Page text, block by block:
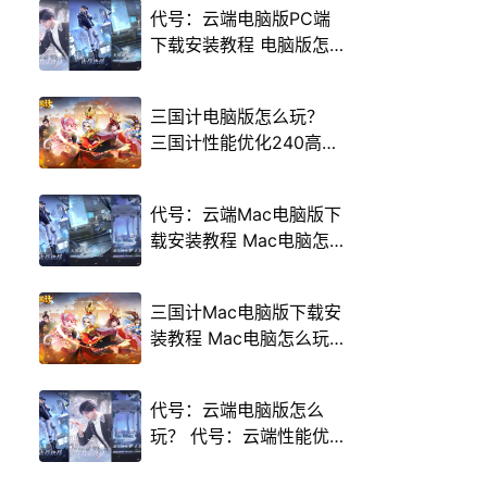
代号：云端电脑版PC端
下载安装教程 电脑版怎
三国计电脑版怎么玩？
三国计性能优化240高帧
代号：云端Mac电脑版下
载安装教程 Mac电脑怎
三国计Mac电脑版下载安
装教程 Mac电脑怎么玩
代号：云端电脑版怎么
玩？ 代号：云端性能优